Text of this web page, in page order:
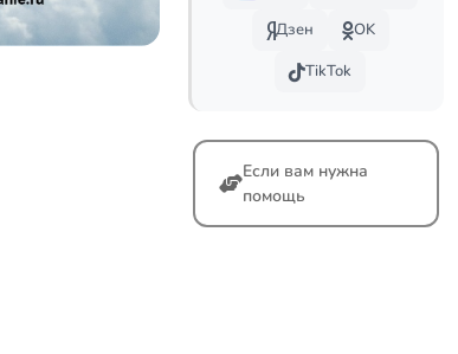
Дзен
OK
TikTok
Если вам нужна
помощь